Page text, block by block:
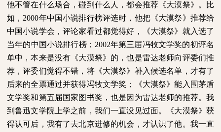
他不管在什么场合，碰到什么人，都会推荐《大漠祭》。比
如， 2000年中国小说排行榜评选时，他把《大漠祭》推荐给
中国小说学会，评论家看过都觉得好，《大漠祭》就入选了
当年的中国小说排行榜； 2002年第三届冯牧文学奖的初评名
单中，本来是没有《大漠祭》的，也是雷达老师向评委们推
荐，评委们觉得不错，将《大漠祭》补入候选名单，才有了
后来的全票通过并获得冯牧文学奖；《大漠祭》能入围茅盾
文学奖和第五届国家图书奖，也是因为雷达老师的推荐。我
到鲁迅文学院上学之前，我们一直没见过面。《大漠祭》获
得认可后，我有了去北京进修的机会，才认识了他。我一直